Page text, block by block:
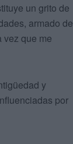
un grito de
armado de
que me
y
por